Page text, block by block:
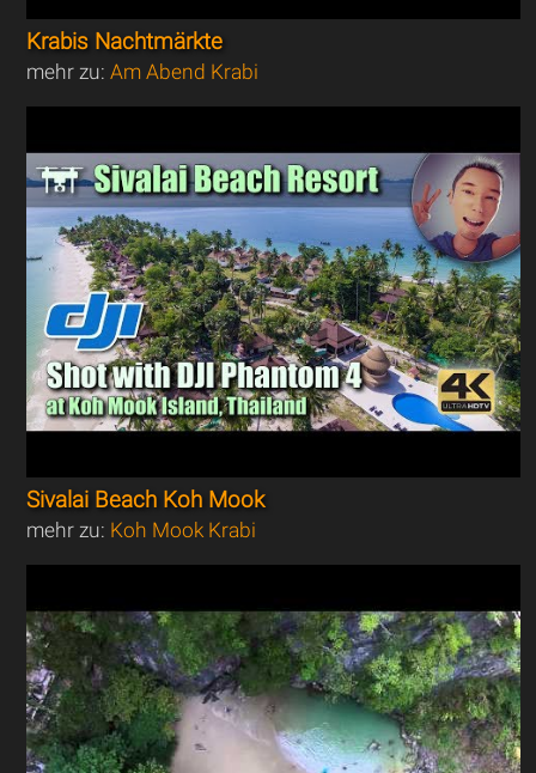
Krabis Nachtmärkte
mehr zu:Am Abend Krabi
Sivalai Beach Koh Mook
mehr zu: Koh Mook Krabi